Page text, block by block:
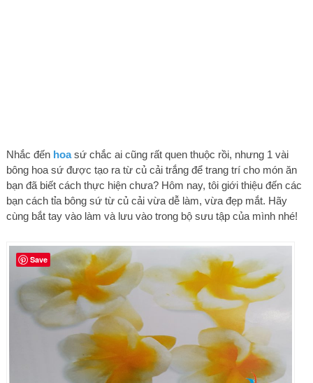
Nhắc đến hoasứ chắc ai cũng rất quen thuộc rồi, nhưng 1 vài
bông hoa sứ được tạo ra từ củ cải trắng để trang trí cho món ăn
bạn đã biết cách thực hiện chưa? Hôm nay, tôi giới thiệu đến các
bạn cách tỉa bông sứ từ củ cải vừa dễ làm, vừa đẹp mắt. Hãy
cùng bắt tay vào làm và lưu vào trong bộ sưu tập của mình nhé!
Save